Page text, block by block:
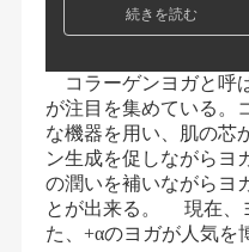
続きを読む
コラーゲンヨガと呼
が注目を集めている。
な機器を用い、肌の芯
ン生成を促しながらヨ
の潤いを補いながらヨ
とが出来る。 現在、
た、+αのヨガが人気を